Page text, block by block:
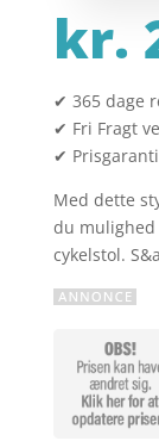
kr.
✔ 365 dage
✔ Fri Fragt
✔ Prisgaranti
Med dette
du
cykelstol.